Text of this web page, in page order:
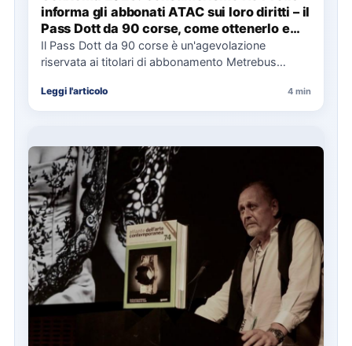
informa gli abbonati ATAC sui loro diritti – il
Pass Dott da 90 corse, come ottenerlo e
cosa spetta in caso di disservizi
Il Pass Dott da 90 corse è un'agevolazione
riservata ai titolari di abbonamento Metrebus
Leggi l'articolo 4 min